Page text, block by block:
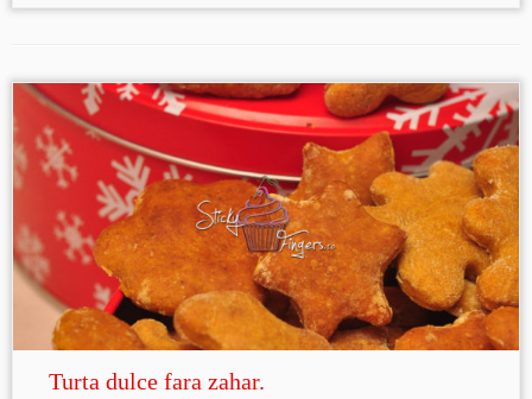
Turta dulce fara zahar.